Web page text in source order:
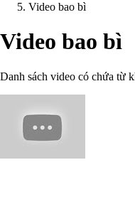
Video bao bì
Video bao bì
Danh sách video có chứa từ